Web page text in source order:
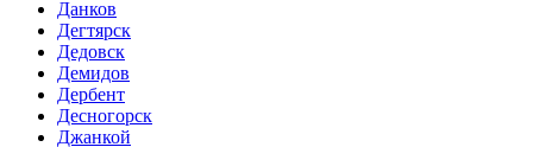
Данков
Дегтярск
Дедовск
Демидов
Дербент
Десногорск
Джанкой